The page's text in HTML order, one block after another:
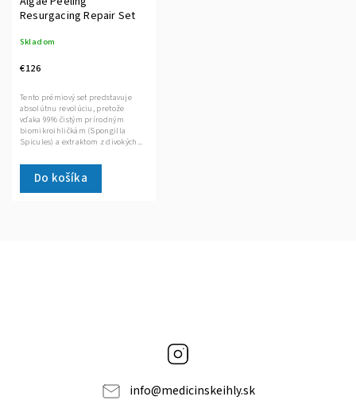
Resurgacing Repair Set
Skladom
€126
Do košíka
Tento prémiový set predstavuje
absolútnu revolúciu, pretože
vďaka 99% čistým prírodným
biomikroihličkám (Spongilla
Spicules) a extraktom z divokých...
info@medicinskeihly.sk